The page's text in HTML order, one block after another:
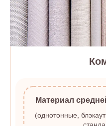
Материал
(однотонные,